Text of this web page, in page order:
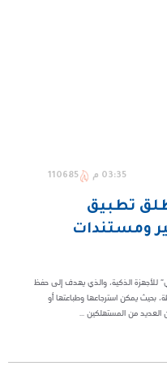
03:35 م 110685
تطبيق
ومستندات
للأجهزة الذكية، والذي يهدف إلى حفظ
بحيث يمكن استرجاعها وطباعتها أو
العديد من المستهلكين ...